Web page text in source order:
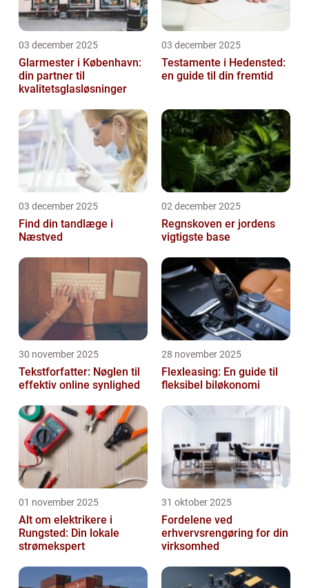
03 december 2025
Glarmester i København:
din partner til
kvalitetsglasløsninger
03 december 2025
Testamente i Hedensted:
en guide til din fremtid
03 december 2025
Find din tandlæge i
Næstved
02 december 2025
Regnskoven er jordens
vigtigste base
30 november 2025
Tekstforfatter: Nøglen til
effektiv online synlighed
28 november 2025
Flexleasing: En guide til
fleksibel biløkonomi
01 november 2025
Alt om elektrikere i
Rungsted: Din lokale
strømekspert
31 oktober 2025
Fordelene ved
erhvervsrengøring for din
virksomhed